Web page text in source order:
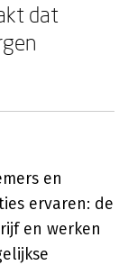
dat
en
ervaren: de
en werken